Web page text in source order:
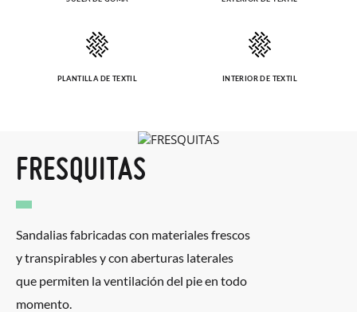
PLANTILLA DE TEXTIL INTERIOR DE TEXTIL
FRESQUITAS
Sandalias fabricadas con materiales frescos
y transpirables y con aberturas laterales
que permiten la ventilación del pie en todo
momento.